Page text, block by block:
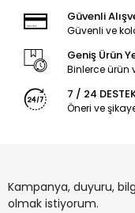
Güvenli
Güvenli ve
Geniş Ürün
Binlerce ürün
7 / 24
Öneri ve
Kampanya, duyuru,
olmak istiyorum.